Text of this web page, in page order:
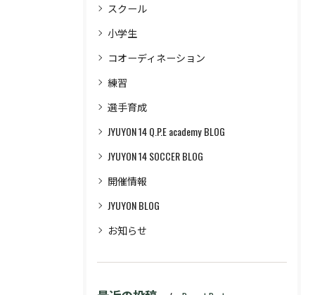
スクール
小学生
コオーディネーション
練習
選手育成
JYUYON 14 Q.P.E academy BLOG
JYUYON 14 SOCCER BLOG
開催情報
JYUYON BLOG
お知らせ